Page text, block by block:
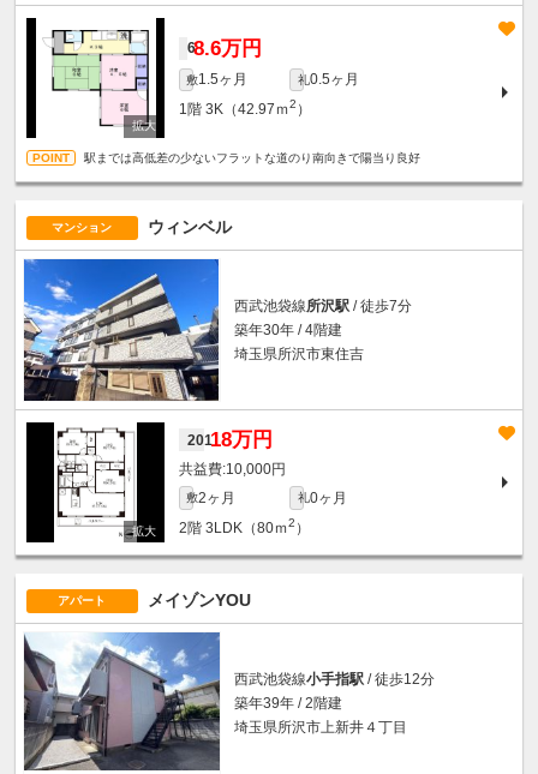
68.6万円
敷1.5ヶ月 礼0.5ヶ月
1階 3K（42.97ｍ2 ）
駅までは高低差の少ないフラットな道のり南向きで陽当り良好
マンション ウィンベル
西武池袋線所沢駅 / 徒歩7分
築年30年 / 4階建
埼玉県所沢市東住吉
20118万円
10,000円
敷2ヶ月 礼0ヶ月
2階 3LDK（80ｍ2 ）
アパート メイゾンYOU
西武池袋線小手指駅 / 徒歩12分
築年39年 / 2階建
埼玉県所沢市上新井４丁目